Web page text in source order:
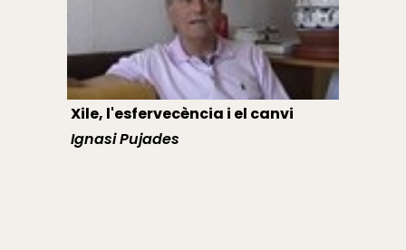
Xile, l'esfervecència i el canvi
Ignasi Pujades